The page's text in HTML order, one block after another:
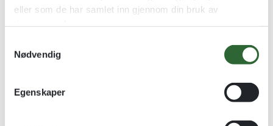
eller som de har samlet inn gjennom din bruk av
Nødvendig
Egenskaper
30cm / ø10cm
kr68,00
Se alternativer
30cm / ø10cm
kr68,00
Se alternativer